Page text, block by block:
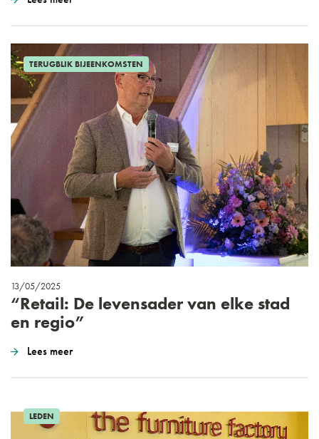
TERUGBLIK BIJEENKOMSTEN
13/05/2025
“Retail: De levensader van elke stad
en regio”
Lees meer
LEDEN